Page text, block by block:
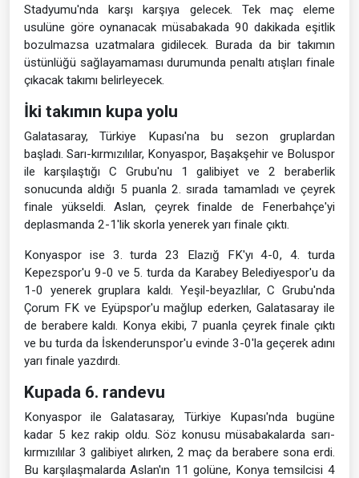
Stadyumu'nda karşı karşıya gelecek. Tek maç eleme
usulüne göre oynanacak müsabakada 90 dakikada eşitlik
bozulmazsa uzatmalara gidilecek. Burada da bir takımın
üstünlüğü sağlayamaması durumunda penaltı atışları finale
çıkacak takımı belirleyecek.
İki takımın kupa yolu
Galatasaray, Türkiye Kupası'na bu sezon gruplardan
başladı. Sarı-kırmızılılar, Konyaspor, Başakşehir ve Boluspor
ile karşılaştığı C Grubu'nu 1 galibiyet ve 2 beraberlik
sonucunda aldığı 5 puanla 2. sırada tamamladı ve çeyrek
finale yükseldi. Aslan, çeyrek finalde de Fenerbahçe'yi
deplasmanda 2-1'lik skorla yenerek yarı finale çıktı.
Konyaspor ise 3. turda 23 Elazığ FK'yı 4-0, 4. turda
Kepezspor'u 9-0 ve 5. turda da Karabey Belediyespor'u da
1-0 yenerek gruplara kaldı. Yeşil-beyazlılar, C Grubu'nda
Çorum FK ve Eyüpspor'u mağlup ederken, Galatasaray ile
de berabere kaldı. Konya ekibi, 7 puanla çeyrek finale çıktı
ve bu turda da İskenderunspor'u evinde 3-0'la geçerek adını
yarı finale yazdırdı.
Kupada 6. randevu
Konyaspor ile Galatasaray, Türkiye Kupası'nda bugüne
kadar 5 kez rakip oldu. Söz konusu müsabakalarda sarı-
kırmızılılar 3 galibiyet alırken, 2 maç da berabere sona erdi.
Bu karşılaşmalarda Aslan'ın 11 golüne, Konya temsilcisi 4